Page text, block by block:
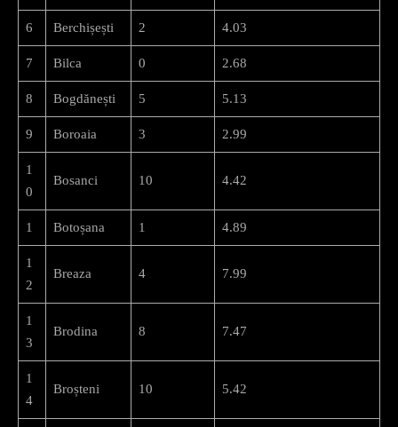
6 Berchișești 2 4.03
7 Bilca 0 2.68
8 Bogdănești 5 5.13
9 Boroaia 3 2.99
1
0
Bosanci 10 4.42
1 Botoșana 1 4.89
1
2
Breaza 4 7.99
1
3
Brodina 8 7.47
1
4
Broșteni 10 5.42